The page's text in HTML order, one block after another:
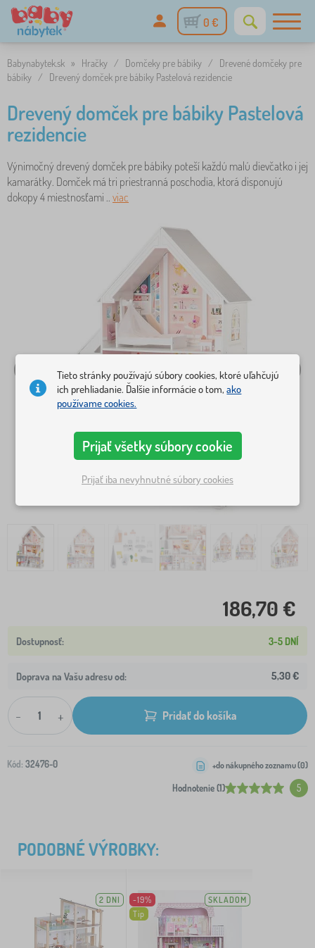
0 €
Babynabytek.sk » Hračky / Domčeky pre bábiky /
Drevené domčeky pre
bábiky / Drevený domček pre bábiky Pastelová rezidencie
Drevený domček pre bábiky Pastelová
rezidencie
Výnimočný drevený domček pre bábiky poteší každú malú dievčatko i jej
kamarátky. Domček má tri priestranná poschodia, ktorá disponujú
dokopy 4 miestnosťami .. viac
186,70 €
3-5 DNÍ
Doprava na Vašu adresu od: 5,30 €
- + Pridať do košíka
Kód: 32476-0
Hodnotenie (1) 5
+do nákupného zoznamu (0)
PODOBNÉ VÝROBKY:
2 DNI
-19%
Tip
SKLADOM
Tieto stránky používajú súbory cookies, ktoré uľahčujú
ich prehliadanie. Ďalšie informácie o tom,ako
používame cookies.
Prijať všetky súbory cookie
Prijať iba nevyhnutné súbory cookies